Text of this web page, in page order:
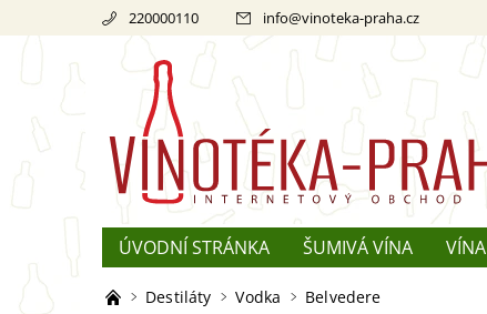
220000110 info@vinoteka-praha.cz
ÚVODNÍ STRÁNKA ŠUMIVÁ VÍNA VÍNA
REKLAMACE
O ŠAMPAŇSKÉM
Destiláty Vodka Belvedere